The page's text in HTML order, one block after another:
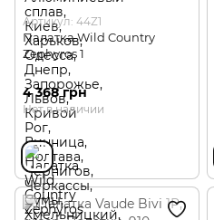
Артикул: 44Z1
Палатка Wild Country
Zephyros 1
4 368 грн
Нет в наличии